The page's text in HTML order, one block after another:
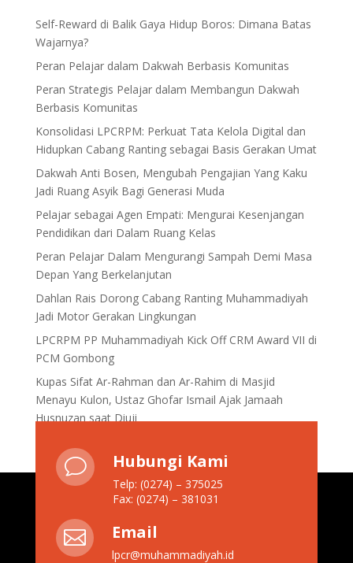
Self-Reward di Balik Gaya Hidup Boros: Dimana Batas
Wajarnya?
Peran Pelajar dalam Dakwah Berbasis Komunitas
Peran Strategis Pelajar dalam Membangun Dakwah
Berbasis Komunitas
Konsolidasi LPCRPM: Perkuat Tata Kelola Digital dan
Hidupkan Cabang Ranting sebagai Basis Gerakan Umat
Dakwah Anti Bosen, Mengubah Pengajian Yang Kaku
Jadi Ruang Asyik Bagi Generasi Muda
Pelajar sebagai Agen Empati: Mengurai Kesenjangan
Pendidikan dari Dalam Ruang Kelas
Peran Pelajar Dalam Mengurangi Sampah Demi Masa
Depan Yang Berkelanjutan
Dahlan Rais Dorong Cabang Ranting Muhammadiyah
Jadi Motor Gerakan Lingkungan
LPCRPM PP Muhammadiyah Kick Off CRM Award VII di
PCM Gombong
Kupas Sifat Ar-Rahman dan Ar-Rahim di Masjid
Menayu Kulon, Ustaz Ghofar Ismail Ajak Jamaah
Husnuzan saat Diuji
v Hubungi Kami
Telp: (0274) – 375025
Fax: (0274) – 381031
 Email
lpcr@muhammadiyah.id